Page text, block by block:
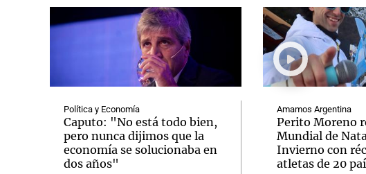
Política y Economía
Caputo: "No está todo bien,
pero nunca dijimos que la
economía se solucionaba en
dos años"
Amamos Argentina
Perito Moreno
Mundial de
Invierno con
atletas de 20